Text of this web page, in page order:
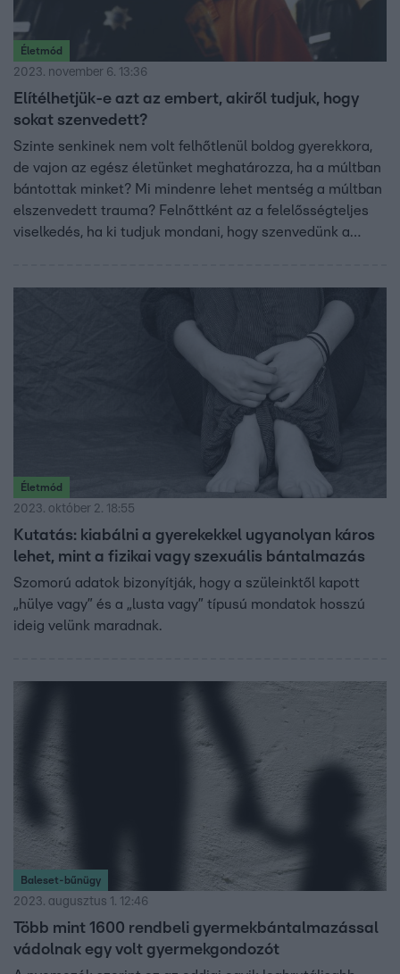
Életmód
2023. november 6. 13:36
Elítélhetjük-e azt az embert, akiről tudjuk, hogy
sokat szenvedett?
Szinte senkinek nem volt felhőtlenül boldog gyerekkora,
de vajon az egész életünket meghatározza, ha a múltban
bántottak minket? Mi mindenre lehet mentség a múltban
elszenvedett trauma? Felnőttként az a felelősségteljes
viselkedés, ha ki tudjuk mondani, hogy szenvedünk a
Életmód
2023. október 2. 18:55
Kutatás: kiabálni a gyerekekkel ugyanolyan káros
lehet, mint a fizikai vagy szexuális bántalmazás
Szomorú adatok bizonyítják, hogy a szüleinktől kapott
„hülye vagy” és a „lusta vagy” típusú mondatok hosszú
ideig velünk maradnak.
Baleset-bűnügy
2023. augusztus 1. 12:46
Több mint 1600 rendbeli gyermekbántalmazással
vádolnak egy volt gyermekgondozót